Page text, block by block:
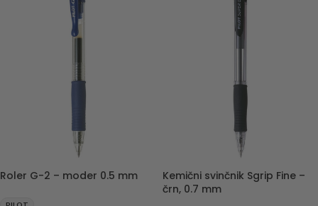
Roler G-2 – moder 0.5 mm
Kemični svinčnik Sgrip Fine –
črn, 0.7 mm